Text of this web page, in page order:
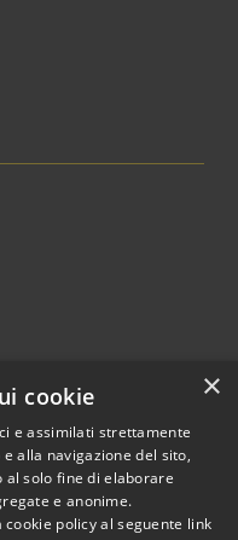
© 2026 • Comune di
×
cookie
e assimilati strettamente
alla navigazione del sito,
al solo fine di elaborare
e anonime.
policy al seguente link